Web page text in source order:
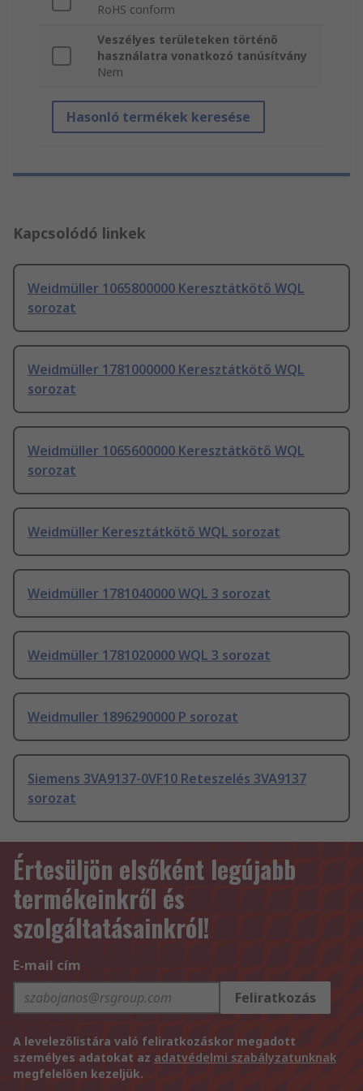
RoHS conform
Veszélyes területeken történő
használatra vonatkozó tanúsítvány
Nem
Hasonló termékek keresése
Kapcsolódó linkek
Weidmüller 1065800000 Keresztátkötő WQL
sorozat
Weidmüller 1781000000 Keresztátkötő WQL
sorozat
Weidmüller 1065600000 Keresztátkötő WQL
sorozat
Weidmüller Keresztátkötő WQL sorozat
Weidmüller 1781040000 WQL 3 sorozat
Weidmüller 1781020000 WQL 3 sorozat
Weidmuller 1896290000 P sorozat
Siemens 3VA9137-0VF10 Reteszelés 3VA9137
sorozat
Értesüljön elsőként legújabb
termékeinkről és
szolgáltatásainkról!
E-mail cím
Feliratkozás
A levelezőlistára való feliratkozáskor megadott
személyes adatokat az adatvédelmi szabályzatunknak
megfelelően kezeljük.